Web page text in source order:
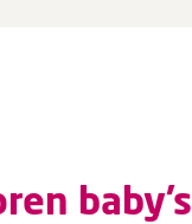
baby’s